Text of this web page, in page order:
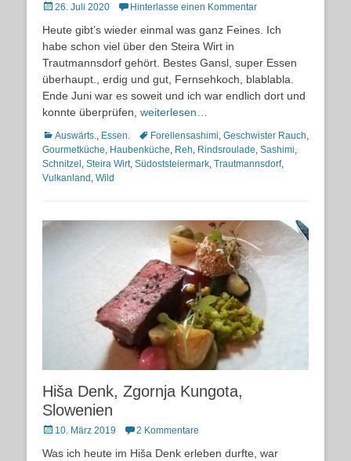
Posted26. Juli 2020 Hinterlasse einen Kommentar
Heute gibt’s wieder einmal was ganz Feines. Ich
habe schon viel über den Steira Wirt in
Trautmannsdorf gehört. Bestes Gansl, super Essen
überhaupt., erdig und gut, Fernsehkoch, blablabla.
Ende Juni war es soweit und ich war endlich dort und
konnte überprüfen, weiterlesen…
Kategorien
Auswärts. Essen. Schlagworte
Forellensashimi Geschwister Rauch
Gourmetküche Haubenküche Reh Rindsroulade Sashimi
Schnitzel Steira Wirt, Südoststeiermark Trautmannsdorf,
Vulkanland Wild
Hiša Denk, Zgornja Kungota,
Slowenien
Posted10. März 2019 2 Kommentare
Was ich heute im Hiša Denk erleben durfte, war